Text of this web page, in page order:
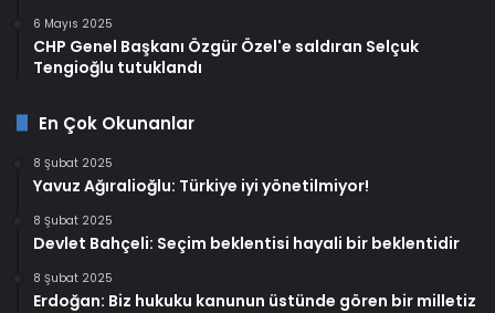
6 Mayıs 2025
CHP Genel Başkanı Özgür Özel'e saldıran Selçuk
Tengioğlu tutuklandı
En Çok Okunanlar
8 Şubat 2025
Yavuz Ağıralioğlu: Türkiye iyi yönetilmiyor!
8 Şubat 2025
Devlet Bahçeli: Seçim beklentisi hayali bir beklentidir
8 Şubat 2025
Erdoğan: Biz hukuku kanunun üstünde gören bir milletiz